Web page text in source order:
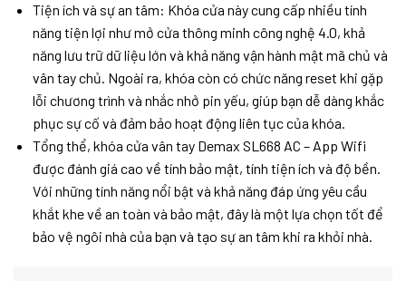
Tiện ích và sự an tâm: Khóa cửa này cung cấp nhiều tính
năng tiện lợi như mở cửa thông minh công nghệ 4.0, khả
năng lưu trữ dữ liệu lớn và khả năng vận hành mật mã chủ và
vân tay chủ. Ngoài ra, khóa còn có chức năng reset khi gặp
lỗi chương trình và nhắc nhở pin yếu, giúp bạn dễ dàng khắc
phục sự cố và đảm bảo hoạt động liên tục của khóa.
Tổng thể, khóa cửa vân tay Demax SL668 AC – App Wifi
được đánh giá cao về tính bảo mật, tính tiện ích và độ bền.
Với những tính năng nổi bật và khả năng đáp ứng yêu cầu
khắt khe về an toàn và bảo mật, đây là một lựa chọn tốt để
bảo vệ ngôi nhà của bạn và tạo sự an tâm khi ra khỏi nhà.